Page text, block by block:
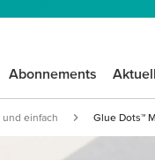
Abonnements
und einfach Glue Dots™